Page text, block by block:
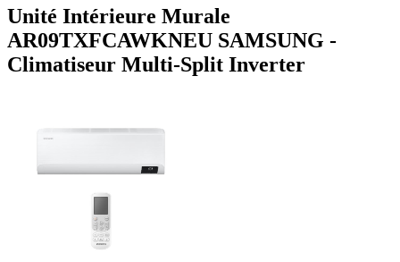
Unité Intérieure Murale
AR09TXFCAWKNEU SAMSUNG -
Climatiseur Multi-Split Inverter